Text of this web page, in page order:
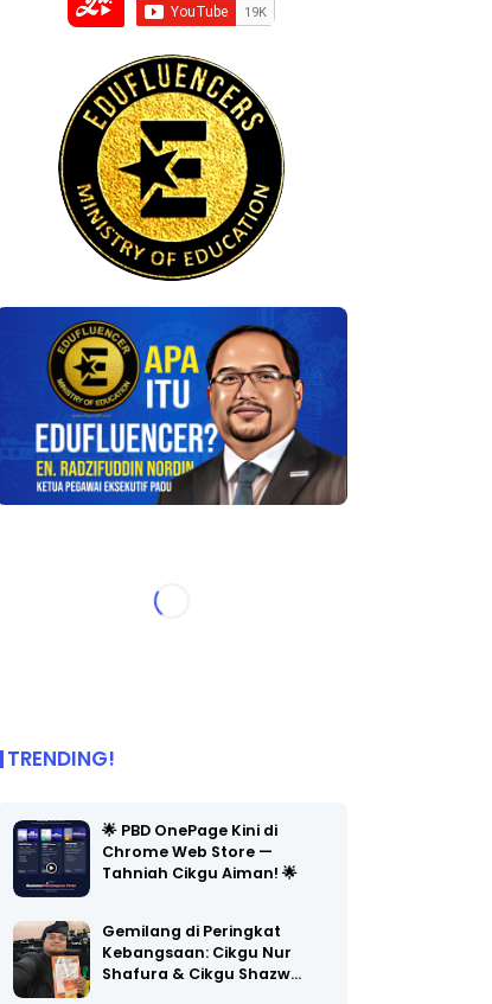
TRENDING!
🌟 PBD OnePage Kini di
Chrome Web Store —
Tahniah Cikgu Aiman! 🌟
Gemilang di Peringkat
Kebangsaan: Cikgu Nur
Shafura & Cikgu Shazw…